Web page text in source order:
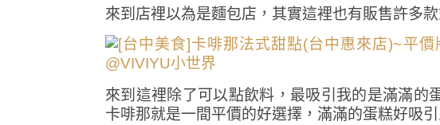
來到店裡以為是麵包店，其實這裡也有販售許多
來到這裡除了可以點飲料，最吸引我的是滿滿的
卡啡那就是一間平價的好選擇，滿滿的蛋糕好吸引